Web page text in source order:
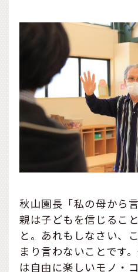
秋山園長「私の母から
親は子どもを信じるこ
と。あれもしなさい、
まり言わないことです
は自由に楽しいモノ・